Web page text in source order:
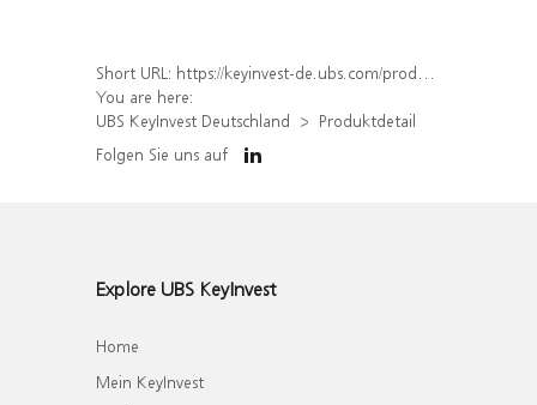
Short URL: https://keyinvest-de.ubs.com/produkt/detail/index/isin/DE000WA0BJ23
You are here:
UBS KeyInvest Deutschland
Produktdetail
Folgen Sie uns auf
Explore UBS KeyInvest
Home
Mein KeyInvest